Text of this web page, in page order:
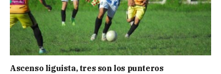
Ascenso liguista, tres son los punteros